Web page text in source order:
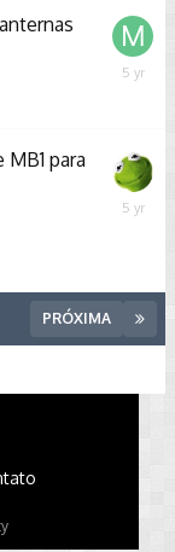
August
para
August
PRÓXIMA